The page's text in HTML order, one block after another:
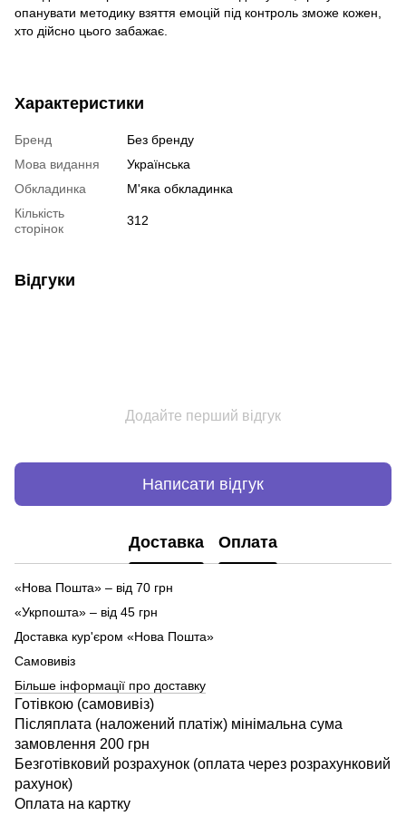
опанувати методику взяття емоцій під контроль зможе кожен,
хто дійсно цього забажає.
Характеристики
Бренд
Без бренду
Мова видання
Українська
Обкладинка
М'яка обкладинка
Кількість
сторінок
312
Відгуки
Додайте перший відгук
Написати відгук
Доставка Оплата
«Нова Пошта» – від 70 грн
«Укрпошта» – від 45 грн
Доставка кур'єром «Нова Пошта»
Самовивіз
Більше інформації про доставку
Готівкою (самовивіз)
Післяплата (наложений платіж) мінімальна сума
замовлення 200 грн
Безготівковий розрахунок (оплата через розрахунковий
рахунок)
Оплата на картку